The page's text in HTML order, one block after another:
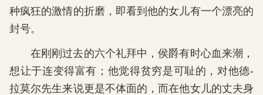
种疯狂的激情的折磨，即看到他的女儿有一个漂亮的
封号。
在刚刚过去的六个礼拜中，侯爵有时心血来潮，
想让于连变得富有；他觉得贫穷是可耻的，对他德-
拉莫尔先生来说更是不体面的，而在他女儿的丈夫身